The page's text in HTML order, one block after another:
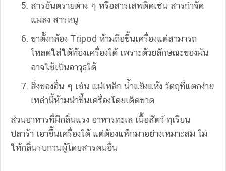
สารอันตรายต่าง ๆ หรือสารเสพติดเช่น สารกำจัด
แมลง สารหนู
ขาตั้งกล้อง Tripod ห้ามถือขึ้นเครื่องแต่สามารถ
โหลดใส่ใต้ท้องเครื่องได้ เพราะด้วยลักษณะของมัน
อาจใช้เป็นอาวุธได้
สิ่งของอื่น ๆ เช่น แม่เหล็ก น้ำแข็งแห้ง วัตถุที่แตกง่าย
เหล่านี้ห้ามนำขึ้นเครื่องโดยเด็ดขาด
ส่วนอาหารที่มีกลิ่นแรง อาหารทะเล เนื้อสัตว์ ทุเรียน
ปลาร้า เอาขึ้นเครื่องได้ แต่ต้องแพ็กมาอย่างเหมาะสม ไม่
ให้กลิ่นรบกวนผู้โดยสารคนอื่น